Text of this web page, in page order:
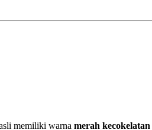
memiliki warna merah kecokelatan